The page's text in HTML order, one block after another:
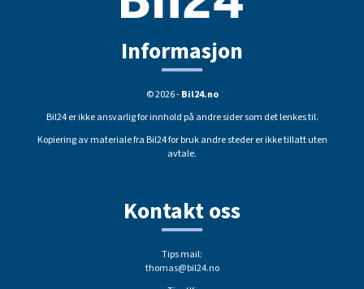
Informasjon
© 2026 -Bil24.no
Bil24 er ikke ansvarlig for innhold på andre sider som det lenkes til.
Kopiering av materiale fra Bil24 for bruk andre steder er ikke tillatt uten
avtale.
Kontakt oss
Tips mail:
thomas@bil24.no